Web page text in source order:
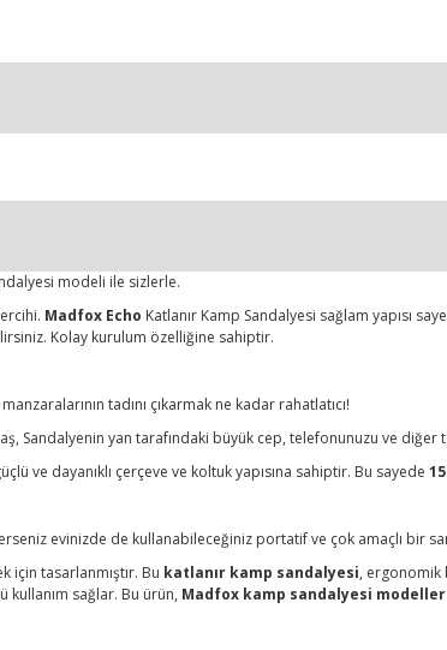
modeli ile sizlerle.
Madfox Echo Katlanır Kamp Sandalyesi sağlam yapısı
Kolay kurulum özelliğine sahiptir.
tadını çıkarmak ne kadar rahatlatıcı!
Sandalyenin yan tarafındaki büyük cep, telefonunuzu ve diğer
ve dayanıklı çerçeve ve koltuk yapısına sahiptir. Bu sayede
evinizde de kullanabileceğiniz portatif ve çok amaçlı bir
için tasarlanmıştır. Bu katlanır kamp sandalyesi, ergonomik
kullanım sağlar. Bu ürün, Madfox kamp sandalyesi